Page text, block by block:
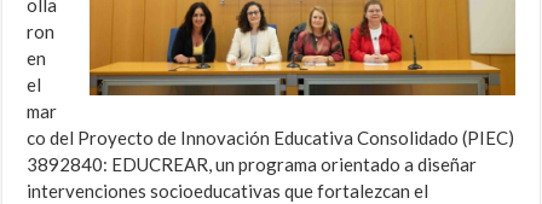
olla
ron
en
el
mar
co del Proyecto de Innovación Educativa Consolidado (PIEC)
3892840: EDUCREAR, un programa orientado a diseñar
intervenciones socioeducativas que fortalezcan el